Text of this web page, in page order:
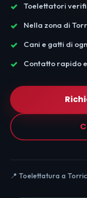
Toelettatori
Nella zona di
Cani e gatti di
Contatto rapido
📍 Toelettatura a